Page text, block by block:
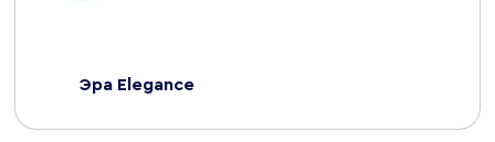
Эра Elegance